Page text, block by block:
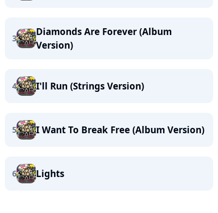
3
Diamonds Are Forever (Album
Version)
4 I'll Run (Strings Version)
5 I Want To Break Free (Album Version)
6 Lights